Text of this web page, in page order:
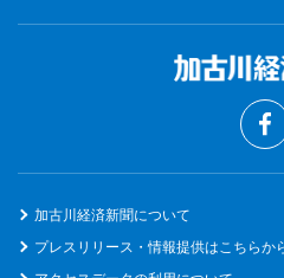
加古川経済新聞について
プレスリリース・情報提供はこちらか